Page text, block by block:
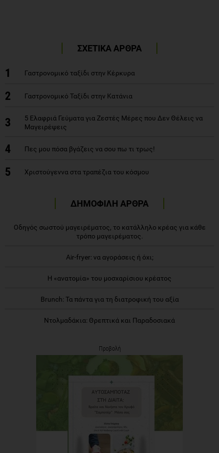
ΣΧΕΤΙΚΑ ΑΡΘΡΑ
1 Γαστρονομικό ταξίδι στην Κέρκυρα
2 Γαστρονομικό Ταξίδι στην Κατάνια
3
5 Ελαφριά Γεύματα για Ζεστές Μέρες που Δεν Θέλεις να
Μαγειρέψεις
4 Πες μου πόσα βγάζεις να σου πω τι τρως!
5 Χριστούγεννα στα τραπέζια του κόσμου
ΔΗΜΟΦΙΛΗ ΑΡΘΡΑ
Οδηγός σωστού μαγειρέματος, το κατάλληλο κρέας για κάθε
τρόπο μαγειρέματος.
Air-fryer: να αγοράσεις ή όχι;
Η «ανατομία» του μοσχαρίσιου κρέατος
Brunch: Τα πάντα για τη διατροφική του αξία
Ντολμαδάκια: Θρεπτικά και Παραδοσιακά
Προβολή